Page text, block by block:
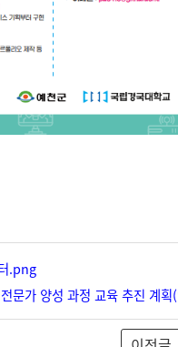
.png
문가 양성 과정 교육 추진 계